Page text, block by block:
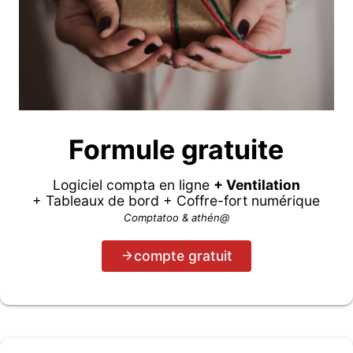
Formule gratuite
Logiciel compta en ligne + Ventilation
+ Tableaux de bord + Coffre-fort numérique
Comptatoo & athén@
compte gratuit